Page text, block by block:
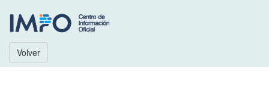
Volver